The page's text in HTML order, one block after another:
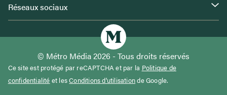
Réseaux sociaux
© Métro Média 2026 - Tous droits réservés
Ce site est protégé par reCAPTCHA et par la Politique de
confidentialité et lesConditions d'utilisationde Google.